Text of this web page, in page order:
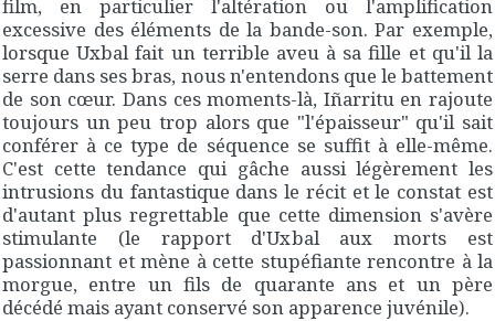
film, en particulier l'altération ou l'amplification
excessive des éléments de la bande-son. Par exemple,
lorsque Uxbal fait un terrible aveu à sa fille et qu'il la
serre dans ses bras, nous n'entendons que le battement
de son cœur. Dans ces moments-là, Iñarritu en rajoute
toujours un peu trop alors que "l'épaisseur" qu'il sait
conférer à ce type de séquence se suffit à elle-même.
C'est cette tendance qui gâche aussi légèrement les
intrusions du fantastique dans le récit et le constat est
d'autant plus regrettable que cette dimension s'avère
stimulante (le rapport d'Uxbal aux morts est
passionnant et mène à cette stupéfiante rencontre à la
morgue, entre un fils de quarante ans et un père
décédé mais ayant conservé son apparence juvénile).